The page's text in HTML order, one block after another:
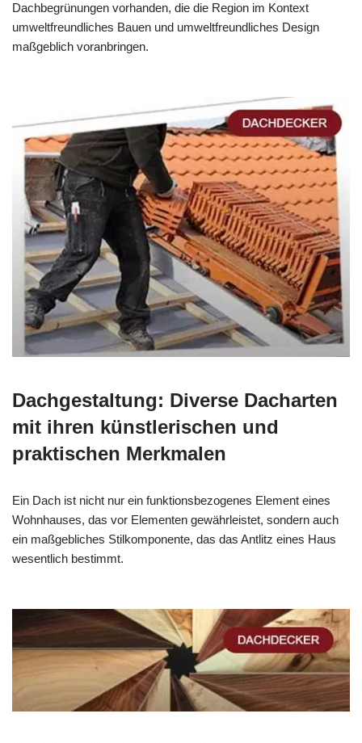
Dachbegrünungen vorhanden, die die Region im Kontext
umweltfreundliches Bauen und umweltfreundliches Design
maßgeblich voranbringen.
Dachgestaltung: Diverse Dacharten
mit ihren künstlerischen und
praktischen Merkmalen
Ein Dach ist nicht nur ein funktionsbezogenes Element eines
Wohnhauses, das vor Elementen gewährleistet, sondern auch
ein maßgebliches Stilkomponente, das das Antlitz eines Haus
wesentlich bestimmt.